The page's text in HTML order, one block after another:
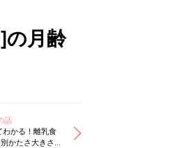
の月齢
話
わかる！離乳食
かたさ大きさ目